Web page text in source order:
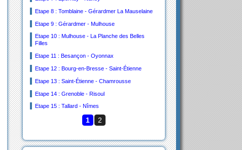
Etape 8 : Tomblaine - Gérardmer La Mauselaine
Etape 9 : Gérardmer - Mulhouse
Etape 10 : Mulhouse - La Planche des Belles
Filles
Etape 11 : Besançon - Oyonnax
Etape 12 : Bourg-en-Bresse - Saint-Étienne
Etape 13 : Saint-Étienne - Chamrousse
Etape 14 : Grenoble - Risoul
Etape 15 : Tallard - Nîmes
1 2